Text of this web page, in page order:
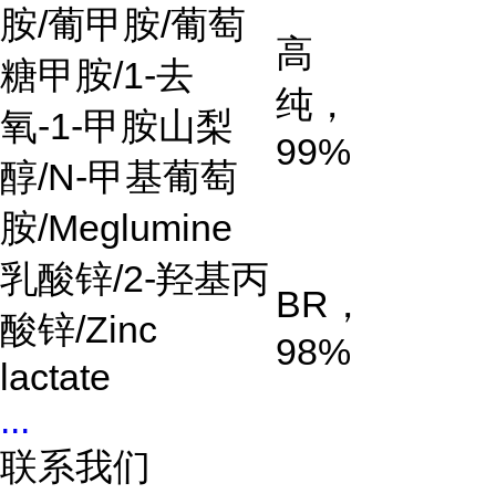
胺/葡甲胺/葡萄
糖甲胺/1-去
氧-1-甲胺山梨
醇/N-甲基葡萄
胺/Meglumine
高
纯，
99%
乳酸锌/2-羟基丙
酸锌/Zinc
lactate
BR ，
98%
...
联系我们